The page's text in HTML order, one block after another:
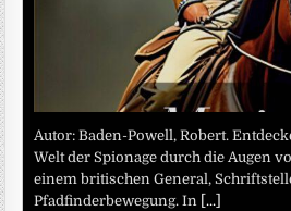
Autor: Baden-Powell, Robert.
Welt der Spionage durch die Augen
einem britischen General,
Pfadfinderbewegung. In [...]